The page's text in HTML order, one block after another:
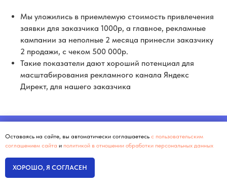
Мы уложились в приемлемую стоимость привлечения
заявки для заказчика 1000р, а главное, рекламные
кампании за неполные 2 месяца принесли заказчику
2 продажи, с чеком 500 000р.
Такие показатели дают хороший потенциал для
масштабирования рекламного канала Яндекс
Директ, для нашего заказчика
ОСТАЛИСЬ
ВОПРОСЫ?
Оставаясь на сайте, вы автоматически соглашаетесь с пользовательским
соглашением сайта и политикой в отношении обработки персональных данных
ХОРОШО, Я СОГЛАСЕН